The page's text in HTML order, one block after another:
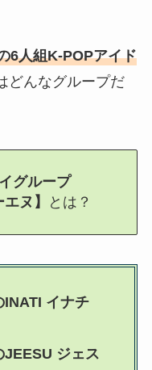
6人組K-POPアイド
どんなグループだ
グループ
ヌ】
とは？
INATI イナチ
JEESU ジェス